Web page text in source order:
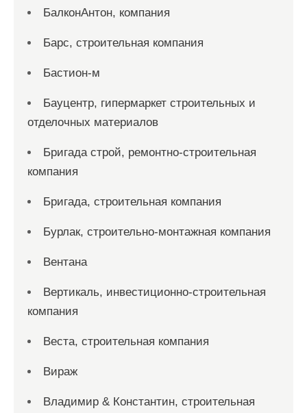
БалконАнтон, компания
Барс, строительная компания
Бастион-м
Бауцентр, гипермаркет строительных и
отделочных материалов
Бригада строй, ремонтно-строительная
компания
Бригада, строительная компания
Бурлак, строительно-монтажная компания
Вентана
Вертикаль, инвестиционно-строительная
компания
Веста, строительная компания
Вираж
Владимир & Константин, строительная